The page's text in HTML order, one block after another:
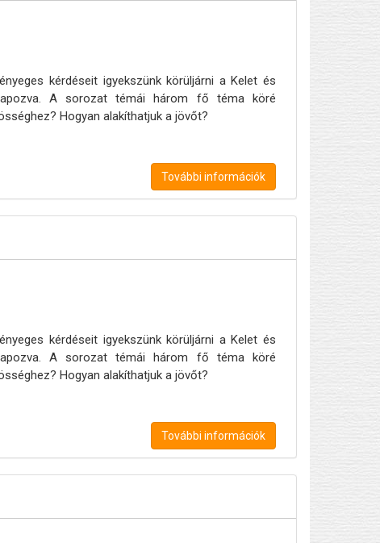
kérdéseit igyekszünk körüljárni a Kelet és
A sorozat témái három fő téma köré
Hogyan alakíthatjuk a jövőt?
További információk
kérdéseit igyekszünk körüljárni a Kelet és
A sorozat témái három fő téma köré
Hogyan alakíthatjuk a jövőt?
További információk